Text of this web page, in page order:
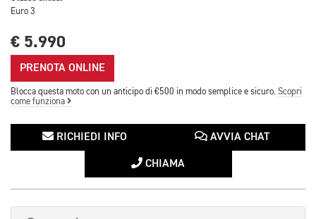
Euro 3
€ 5.990
PRENOTA ONLINE
Blocca questa moto con un anticipo di €500 in modo semplice e sicuro. Scopri
come funziona
RICHIEDI INFO AVVIA CHAT
CHIAMA